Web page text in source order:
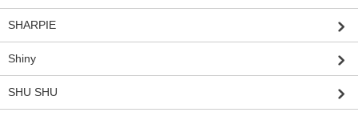
SHARPIE
Shiny
SHU SHU